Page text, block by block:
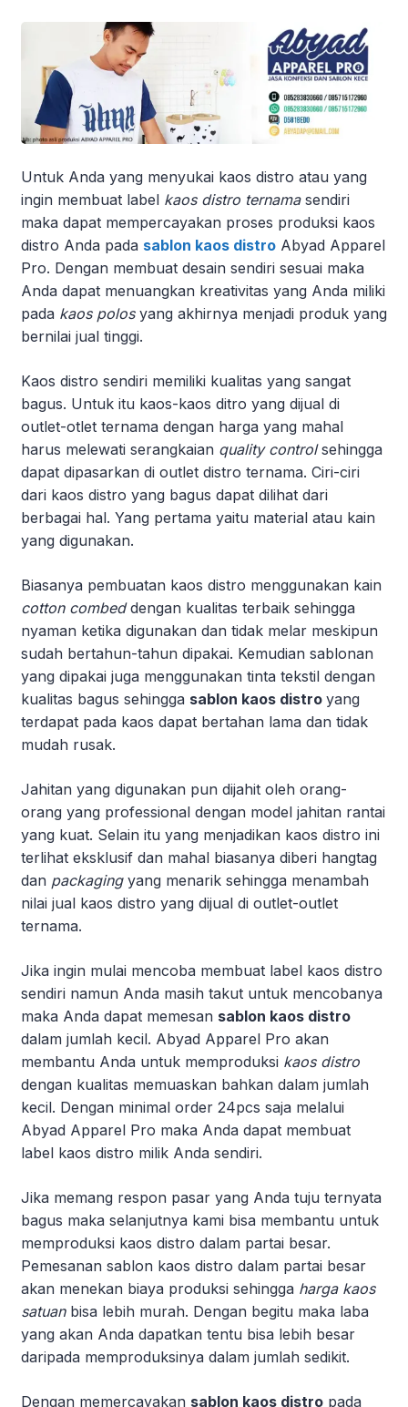
Untuk Anda yang menyukai kaos distro atau yang
ingin membuat label kaos distro ternamasendiri
maka dapat mempercayakan proses produksi kaos
distro Anda pada sablon kaos distro Abyad Apparel
Pro. Dengan membuat desain sendiri sesuai maka
Anda dapat menuangkan kreativitas yang Anda miliki
pada kaos polosyang akhirnya menjadi produk yang
bernilai jual tinggi.
Kaos distro sendiri memiliki kualitas yang sangat
bagus. Untuk itu kaos-kaos ditro yang dijual di
outlet-otlet ternama dengan harga yang mahal
harus melewati serangkaian quality controlsehingga
dapat dipasarkan di outlet distro ternama. Ciri-ciri
dari kaos distro yang bagus dapat dilihat dari
berbagai hal. Yang pertama yaitu material atau kain
yang digunakan.
Biasanya pembuatan kaos distro menggunakan kain
cotton combeddengan kualitas terbaik sehingga
nyaman ketika digunakan dan tidak melar meskipun
sudah bertahun-tahun dipakai. Kemudian sablonan
yang dipakai juga menggunakan tinta tekstil dengan
kualitas bagus sehingga sablon kaos distro yang
terdapat pada kaos dapat bertahan lama dan tidak
mudah rusak.
Jahitan yang digunakan pun dijahit oleh orang-
orang yang professional dengan model jahitan rantai
yang kuat. Selain itu yang menjadikan kaos distro ini
terlihat eksklusif dan mahal biasanya diberi hangtag
dan packaging yang menarik sehingga menambah
nilai jual kaos distro yang dijual di outlet-outlet
ternama.
Jika ingin mulai mencoba membuat label kaos distro
sendiri namun Anda masih takut untuk mencobanya
maka Anda dapat memesan sablon kaos distro
dalam jumlah kecil. Abyad Apparel Pro akan
membantu Anda untuk memproduksi kaos distro
dengan kualitas memuaskan bahkan dalam jumlah
kecil. Dengan minimal order 24pcs saja melalui
Abyad Apparel Pro maka Anda dapat membuat
label kaos distro milik Anda sendiri.
Jika memang respon pasar yang Anda tuju ternyata
bagus maka selanjutnya kami bisa membantu untuk
memproduksi kaos distro dalam partai besar.
Pemesanan sablon kaos distro dalam partai besar
akan menekan biaya produksi sehingga harga kaos
satuanbisa lebih murah. Dengan begitu maka laba
yang akan Anda dapatkan tentu bisa lebih besar
daripada memproduksinya dalam jumlah sedikit.
Dengan memercayakan sablon kaos distro pada